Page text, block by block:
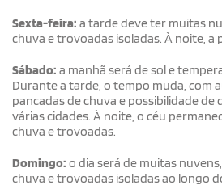
Sexta-feira: a tarde deve ter muitas
chuva e trovoadas isoladas. À noite, a
Sábado: a manhã será de sol e
Durante a tarde, o tempo muda, com
pancadas de chuva e possibilidade de
várias cidades. À noite, o céu
chuva e trovoadas.
Domingo: o dia será de muitas
chuva e trovoadas isoladas ao longo